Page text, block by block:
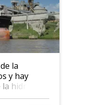
la
y hay
hidrovía